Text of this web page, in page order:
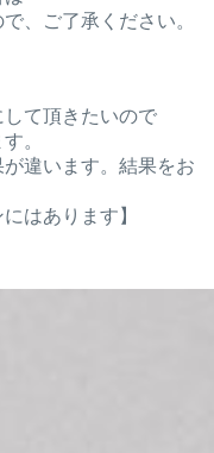
、ご了承ください。
て頂きたいので
。
が違います。結果をお
はあります】